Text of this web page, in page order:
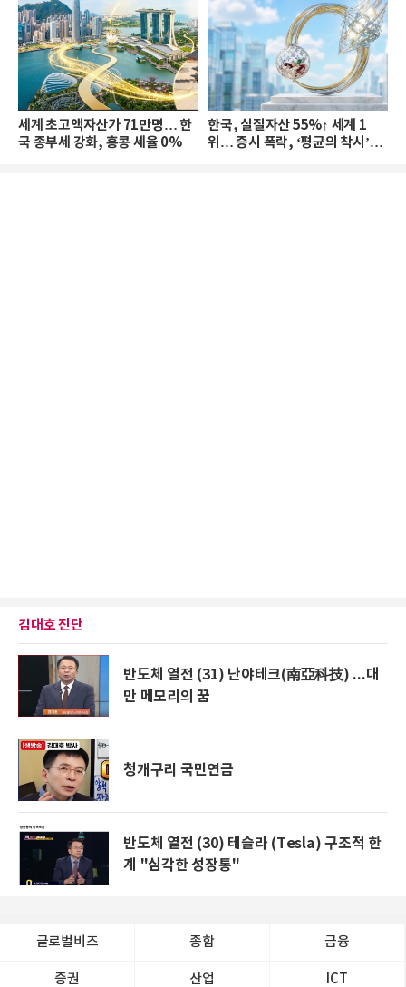
세계 초고액자산가 71만명… 한
국 종부세 강화, 홍콩 세율 0%
한국, 실질자산 55%↑ 세계 1
위… 증시 폭락, ‘평균의 착시’와
김대호 진단
반도체 열전 (31) 난야테크(南亞科技) ...대
만 메모리의 꿈
청개구리 국민연금
반도체 열전 (30) 테슬라 (Tesla) 구조적 한
계 "심각한 성장통"
글로벌비즈 종합 금융
증권 산업 ICT